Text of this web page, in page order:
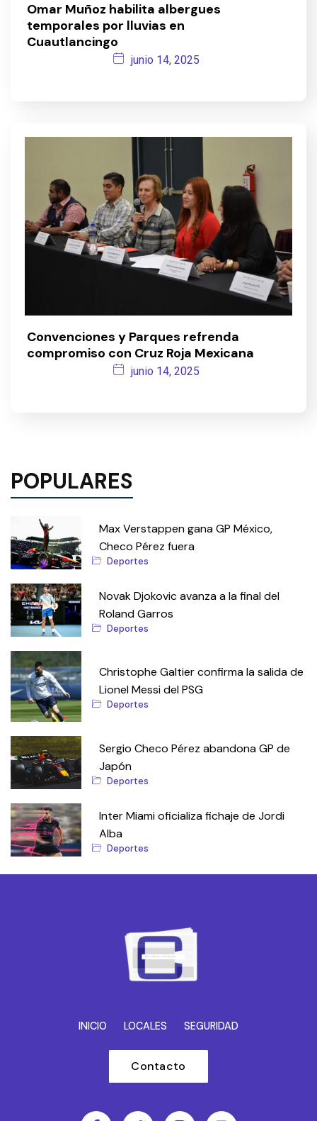
Omar Muñoz habilita albergues
temporales por lluvias en
Cuautlancingo
junio 14, 2025
Convenciones y Parques refrenda
compromiso con Cruz Roja Mexicana
junio 14, 2025
POPULARES
Max Verstappen gana GP México,
Checo Pérez fuera
Deportes
Novak Djokovic avanza a la final del
Roland Garros
Deportes
Christophe Galtier confirma la salida de
Lionel Messi del PSG
Deportes
Sergio Checo Pérez abandona GP de
Japón
Deportes
Inter Miami oficializa fichaje de Jordi
Alba
Deportes
INICIO LOCALES SEGURIDAD
Contacto